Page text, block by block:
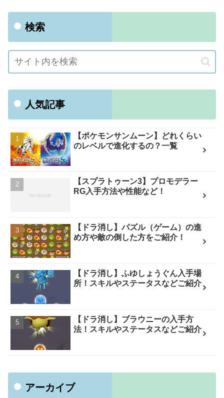
検索
人気記事
【ポケモンサンムーン】どれくらい
のレベルで進化するの？一覧
【スプラトゥーン3】プロモデラー
RG入手方法や性能など！
【ドラ消し】パズル（ゲーム）の進
め方や敵の倒した方をご紹介！
【ドラ消し】ふゆしょうぐん入手場
所！スキルやステータスなどご紹介
【ドラ消し】ブラウニーの入手方
法！スキルやステータスなどご紹介
アーカイブ